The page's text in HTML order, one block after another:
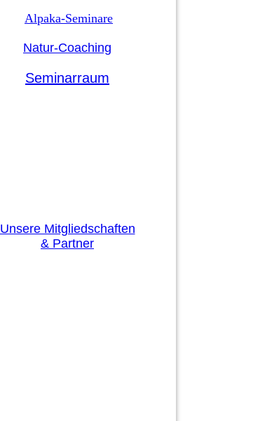
Alpaka-Seminare
Natur-Coaching
Seminarraum
Unsere Mitgliedschaften
& Partner